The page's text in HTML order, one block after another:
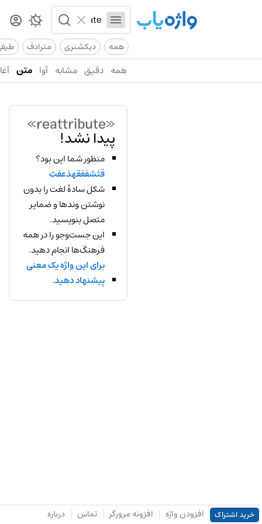
همه دیکشنری مترادف
همه دقیق مشابه آوا متن
«reattribute»
پیدا نشد!
منظور شما این بود؟
قثشففقهذعفث
شکل سادهٔ لغت را بدون
نوشتن وندها و ضمایر
متصل بنویسید.
این جست‌وجو را در همه
فرهنگ‌ها انجام دهید.
برای این واژه یک معنی
پیشنهاد دهید.
خرید اشتراک افزودن واژه افزونه مرورگر تماس درباره